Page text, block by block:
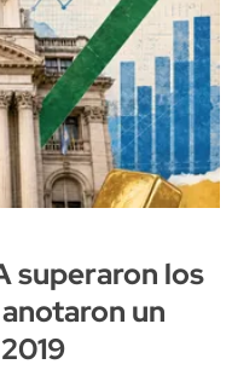
superaron los
un